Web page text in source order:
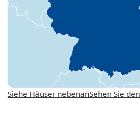
Siehe Häuser nebenanSehen Sie